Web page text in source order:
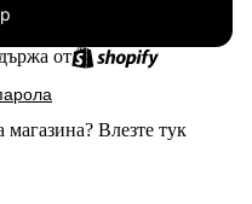
от
магазина? Влезте тук